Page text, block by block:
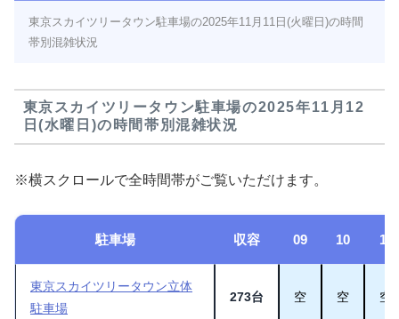
東京スカイツリータウン駐車場の2025年11月11日(火曜日)の時間
帯別混雑状況
東京スカイツリータウン駐車場の2025年11月12
日(水曜日)の時間帯別混雑状況
※横スクロールで全時間帯がご覧いただけます。
駐車場 収容 09 10 11
東京スカイツリータウン立体
駐車場
273台 空 空 空